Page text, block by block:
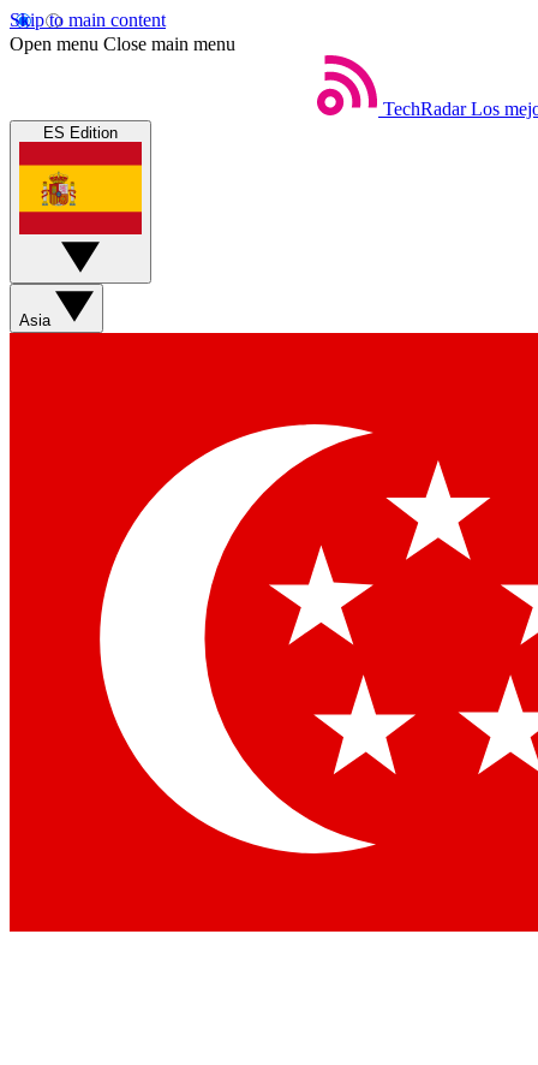
Skip to main content
Open menu Close main menu
TechRadar Los
ES Edition
Asia